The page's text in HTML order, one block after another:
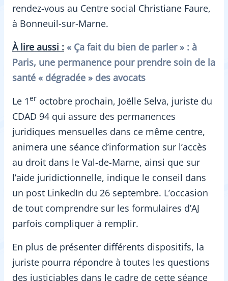
rendez-vous au Centre social Christiane Faure,
à Bonneuil-sur-Marne.
À lire aussi : « Ça fait du bien de parler » : à
Paris, une permanence pour prendre soin de la
santé « dégradée » des avocats
Le 1er octobre prochain, Joëlle Selva, juriste du
CDAD 94 qui assure des permanences
juridiques mensuelles dans ce même centre,
animera une séance d’information sur l’accès
au droit dans le Val-de-Marne, ainsi que sur
l’aide juridictionnelle, indique le conseil dans
un post LinkedIn du 26 septembre. L’occasion
de tout comprendre sur les formulaires d’AJ
parfois compliquer à remplir.
En plus de présenter différents dispositifs, la
juriste pourra répondre à toutes les questions
des justiciables dans le cadre de cette séance